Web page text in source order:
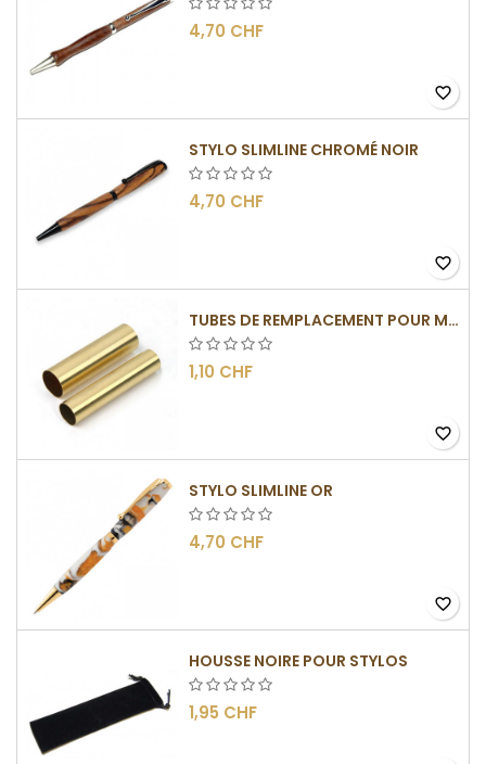
4,70 CHF
favorite_border
STYLO SLIMLINE CHROMÉ NOIR
4,70 CHF
favorite_border
TUBES DE REMPLACEMENT POUR MÉCANISMES SLIMLINE
1,10 CHF
favorite_border
STYLO SLIMLINE OR
4,70 CHF
favorite_border
HOUSSE NOIRE POUR STYLOS
1,95 CHF